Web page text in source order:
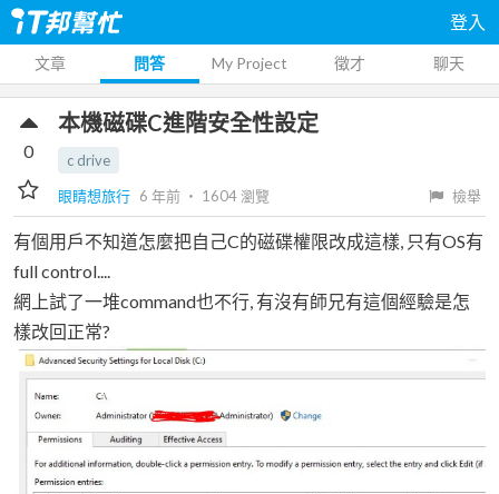
登入
文章 問答 My Project 徵才 聊天
本機磁碟C進階安全性設定
c drive
眼睛想旅行 6 年前 ‧ 1604瀏覽 檢舉
0
有個用戶不知道怎麼把自己C的磁碟權限改成這樣, 只有OS有
full control....
網上試了一堆command也不行, 有沒有師兄有這個經驗是怎
樣改回正常?